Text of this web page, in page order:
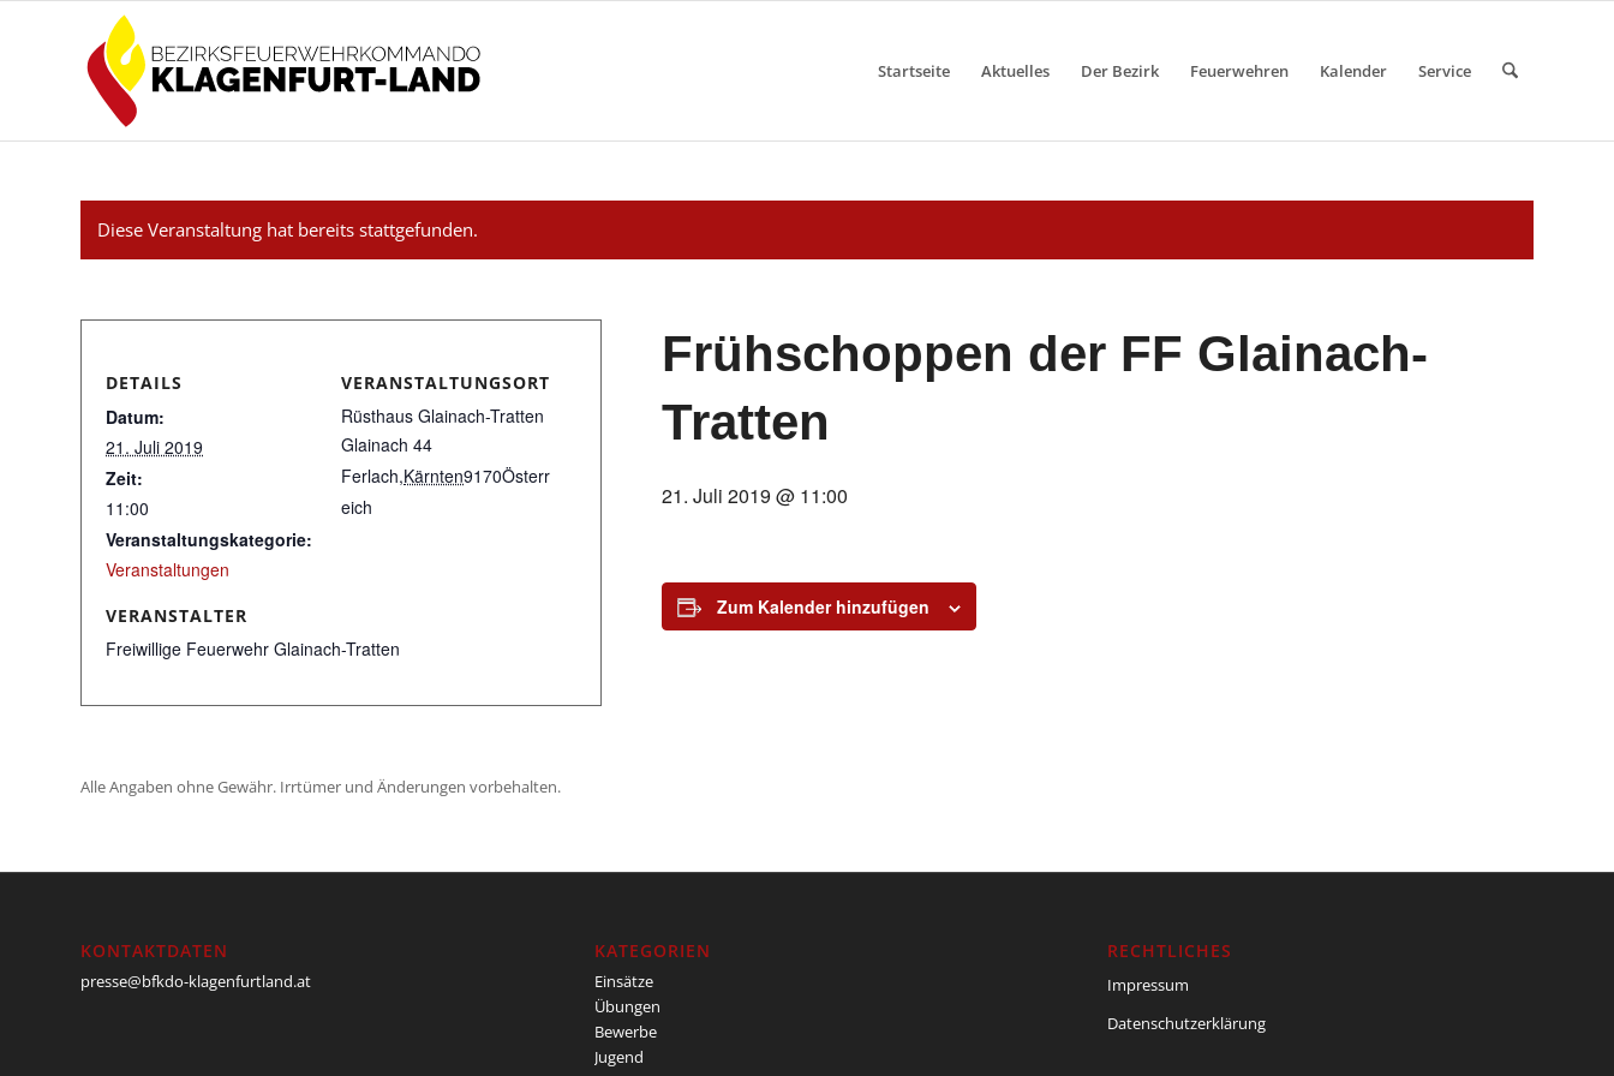
Startseite Aktuelles Der Bezirk Feuerwehren Kalender Service
Diese Veranstaltung hat bereits stattgefunden.
Frühschoppen der FF Glainach-
Tratten
21. Juli 2019 @ 11:00
Zum Kalender hinzufügen
DETAILS
Datum:
21. Juli 2019
Zeit:
11:00
Veranstaltungskategorie:
Veranstaltungen
VERANSTALTUNGSORT
Rüsthaus Glainach-Tratten
Glainach 44
Ferlach,Kärnten9170Österr
eich
VERANSTALTER
Freiwillige Feuerwehr Glainach-Tratten
Alle Angaben ohne Gewähr. Irrtümer und Änderungen vorbehalten.
KONTAKTDATEN
presse@bfkdo-klagenfurtland.at
KATEGORIEN
Einsätze
Übungen
Bewerbe
Jugend
RECHTLICHES
Impressum
Datenschutzerklärung